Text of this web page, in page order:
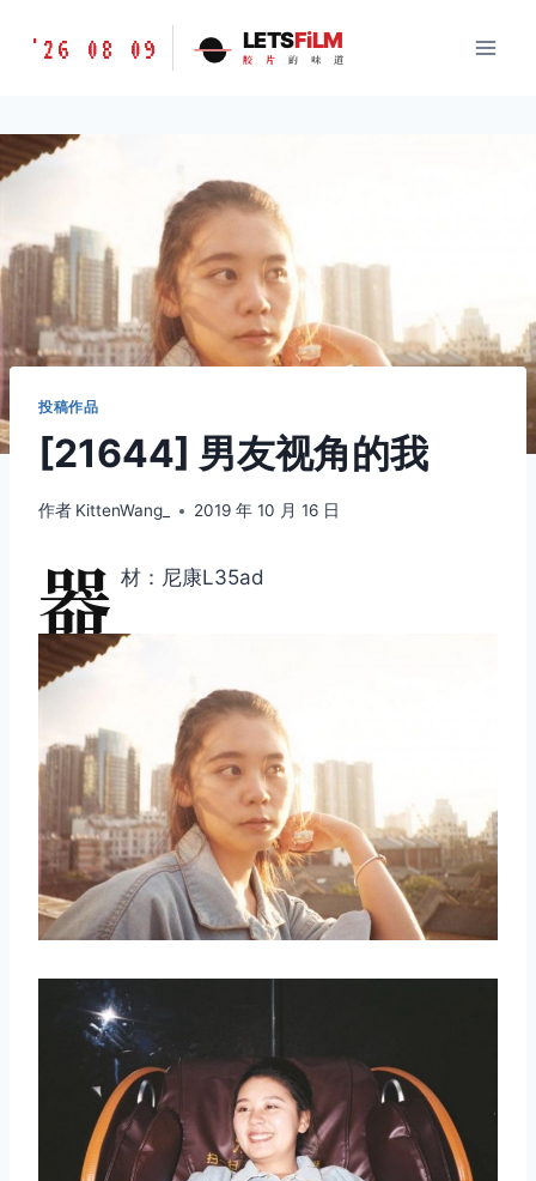
胶
味
道
'26 08 09 LETSFiLM
胶 片 的 味 道
投稿作品
[21644] 男友视角的我
作者 KittenWang_ 2019 年 10 月 16 日
器 材：尼康L35ad